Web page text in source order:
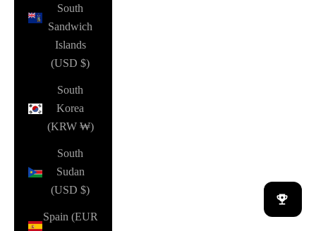
South
Sandwich
Islands
(USD $)
South
Korea
(KRW ₩)
South
Sudan
(USD $)
Spain (EUR